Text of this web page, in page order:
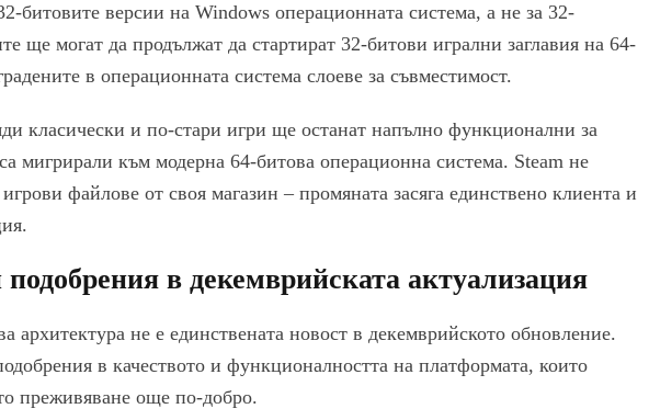
битовите версии на Windows операционната система, а не за 32-
ще могат да продължат да стартират 32-битови игрални заглавия на 64-
в операционната система слоеве за съвместимост.
класически и по-стари игри ще останат напълно функционални за
мигрирали към модерна 64-битова операционна система. Steam не
файлове от своя магазин – промяната засяга единствено клиента и
в декемврийската актуализация
архитектура не е единствената новост в декемврийското обновление.
в качеството и функционалността на платформата, които
преживяване още по-добро.